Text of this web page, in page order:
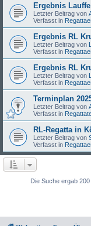
Ergebnis
Letzter Beitrag von
Verfasst in
Ergebnis RL
Letzter Beitrag von
Verfasst in
Ergebnis RL
Letzter Beitrag von
Verfasst in
Terminplan
Letzter Beitrag von
Verfasst in
RL-Regatta in
Letzter Beitrag von
Verfasst in
Die Suche ergab